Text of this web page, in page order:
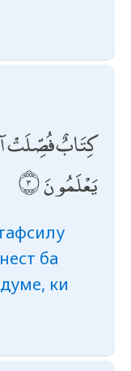
كِتَابٌ فُصِّلَتْ
يَعْلَمُونَ
ба
ки